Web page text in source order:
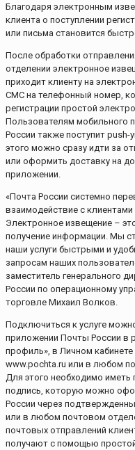
Благодаря электронным
клиента о поступлении
или письма становится
После обработки
отделении электронное
приходит клиенту на
СМС на телефонный номер,
регистрации простой
Пользователям мобильного
России также поступит
этого можно сразу идти за
или оформить доставку на
приложении.
«Почта России системно
взаимодействие с
Электронное извещение –
получение информации. Мы
наши услуги быстрыми и
запросам наших
заместитель генерального
России по операционному
торговле Михаил Волков.
Подключиться к услуге
приложении Почты России в
профиль», в Личном кабинете
www.pochta.ru или в любом
Для этого необходимо
подпись, которую можно
России через
или в любом почтовом
почтовых отправлений
получают с помощью